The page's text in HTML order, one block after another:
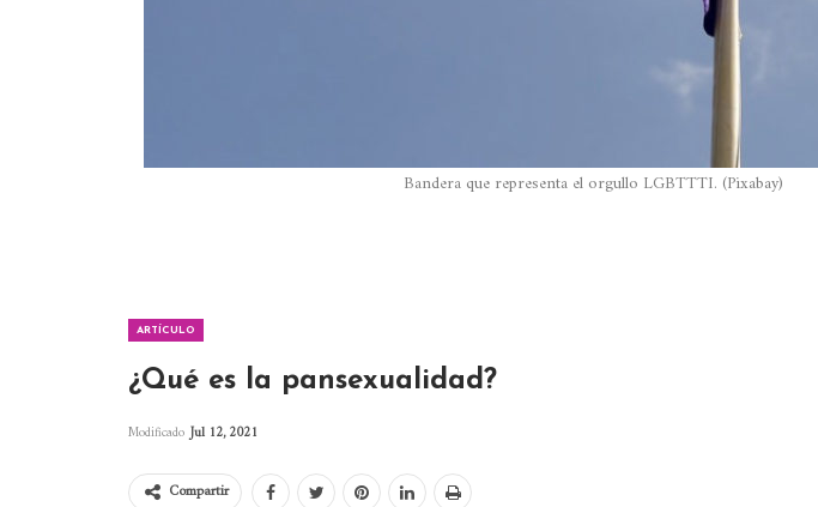
Bandera que representa el orgullo LGBTTTI. (Pixabay)
ARTÍCULO
¿Qué es la pansexualidad?
Modificado Jul 12, 2021
Compartir